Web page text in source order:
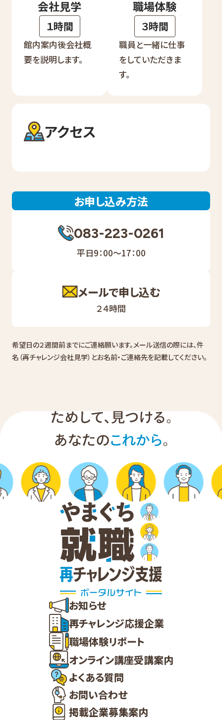
会社見学
１時間
館内案内後会社概
要を説明します。
職場体験
３時間
職員と一緒に仕事
をしていただきま
す。
アクセス
お申し込み方法
083-223-0261
平日9：00～17：00
メールで申し込む
２４時間
希望日の２週間前までにご連絡願います。メール送信の際には、件
名（再チャレンジ会社見学）とお名前・ご連絡先を記載してください。
お知らせ
再チャレンジ応援企業
職場体験リポート
オンライン講座受講案内
よくある質問
お問い合わせ
掲載企業募集案内